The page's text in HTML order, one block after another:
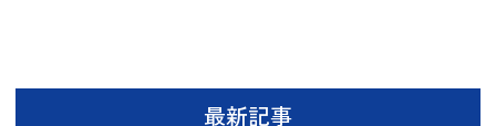
最新記事